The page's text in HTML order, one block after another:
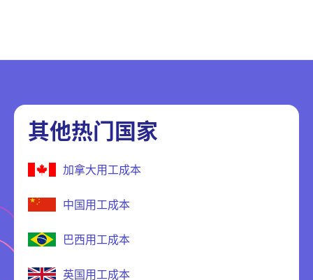
其他热门国家
加拿大用工成本
中国用工成本
巴西用工成本
英国用工成本